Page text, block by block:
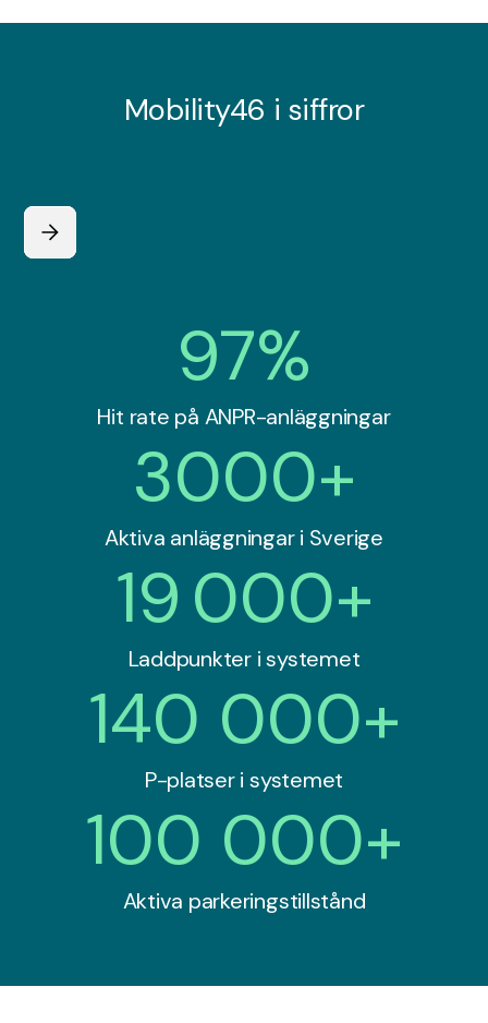
Mobility46 i siffror
97%
Hit rate på ANPR-anläggningar
3000+
Aktiva anläggningar i Sverige
19 000+
Laddpunkter i systemet
140 000+
P-platser i systemet
100 000+
Aktiva parkeringstillstånd